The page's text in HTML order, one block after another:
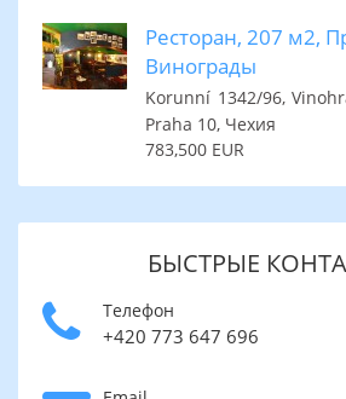
Ресторан, 207 м2,
Винограды
Korunní 1342/96,
Praha 10, Чехия
783,500 EUR
БЫСТРЫЕ
Телефон
+420 773 647 696